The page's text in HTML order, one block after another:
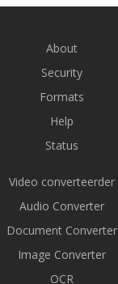
About
Security
Formats
Help
Status
Video converteerder
Audio Converter
Document Converter
Image Converter
OCR